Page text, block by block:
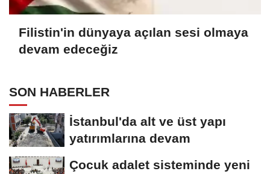
Filistin'in dünyaya açılan sesi olmaya
devam edeceğiz
SON HABERLER
İstanbul'da alt ve üst yapı
yatırımlarına devam
Çocuk adalet sisteminde yeni